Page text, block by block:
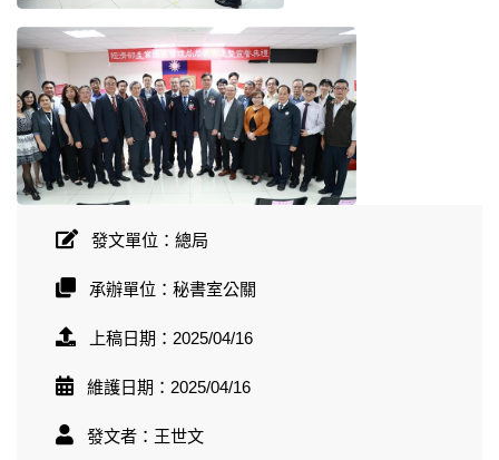
發文單位：總局
承辦單位：秘書室公關
上稿日期：2025/04/16
維護日期：2025/04/16
發文者：王世文